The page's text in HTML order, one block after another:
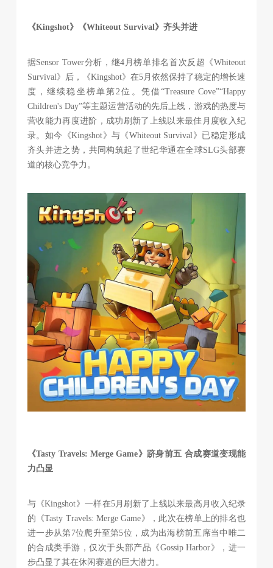
《Kingshot》《Whiteout Survival》齐头并进
据Sensor Tower分析，继4月榜单排名首次反超《Whiteout
Survival》后，《Kingshot》在5月依然保持了稳定的增长速
度，继续稳坐榜单第2位。凭借“Treasure Cove”“Happy
Children's Day”等主题运营活动的先后上线，游戏的热度与
营收能力再度进阶，成功刷新了上线以来最佳月度收入纪
录。如今《Kingshot》与《Whiteout Survival》已稳定形成
齐头并进之势，共同构筑起了世纪华通在全球SLG头部赛
道的核心竞争力。
《Tasty Travels: Merge Game》跻身前五 合成赛道变现能
力凸显
与《Kingshot》一样在5月刷新了上线以来最高月收入纪录
的《Tasty Travels: Merge Game》，此次在榜单上的排名也
进一步从第7位爬升至第5位，成为出海榜前五席当中唯二
的合成类手游，仅次于头部产品《Gossip Harbor》，进一
步凸显了其在休闲赛道的巨大潜力。